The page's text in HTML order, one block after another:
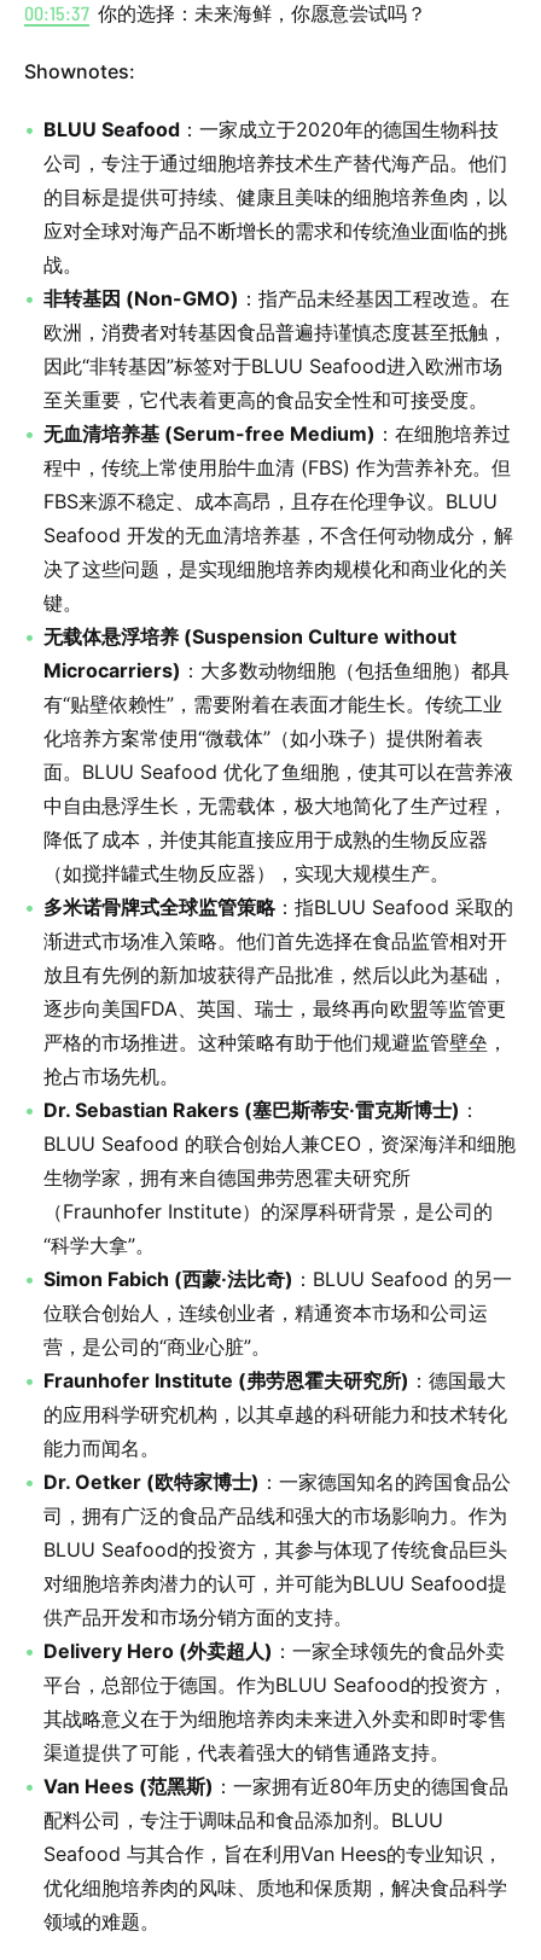
00:15:37 你的选择：未来海鲜，你愿意尝试吗？
Shownotes:
BLUU Seafood ：一家成立于2020年的德国生物科技
公司，专注于通过细胞培养技术生产替代海产品。他们
的目标是提供可持续、健康且美味的细胞培养鱼肉，以
应对全球对海产品不断增长的需求和传统渔业面临的挑
战。
非转基因 (Non-GMO) ：指产品未经基因工程改造。在
欧洲，消费者对转基因食品普遍持谨慎态度甚至抵触，
因此“非转基因”标签对于BLUU Seafood进入欧洲市场
至关重要，它代表着更高的食品安全性和可接受度。
无血清培养基 (Serum-free Medium) ：在细胞培养过
程中，传统上常使用胎牛血清 (FBS) 作为营养补充。但
FBS来源不稳定、成本高昂，且存在伦理争议。BLUU
Seafood 开发的无血清培养基，不含任何动物成分，解
决了这些问题，是实现细胞培养肉规模化和商业化的关
键。
无载体悬浮培养 (Suspension Culture without
Microcarriers) ：大多数动物细胞（包括鱼细胞）都具
有“贴壁依赖性”，需要附着在表面才能生长。传统工业
化培养方案常使用“微载体”（如小珠子）提供附着表
面。BLUU Seafood 优化了鱼细胞，使其可以在营养液
中自由悬浮生长，无需载体，极大地简化了生产过程，
降低了成本，并使其能直接应用于成熟的生物反应器
（如搅拌罐式生物反应器），实现大规模生产。
多米诺骨牌式全球监管策略：指BLUU Seafood 采取的
渐进式市场准入策略。他们首先选择在食品监管相对开
放且有先例的新加坡获得产品批准，然后以此为基础，
逐步向美国FDA、英国、瑞士，最终再向欧盟等监管更
严格的市场推进。这种策略有助于他们规避监管壁垒，
抢占市场先机。
Dr. Sebastian Rakers (塞巴斯蒂安·雷克斯博士) ：
BLUU Seafood 的联合创始人兼CEO，资深海洋和细胞
生物学家，拥有来自德国弗劳恩霍夫研究所
（Fraunhofer Institute）的深厚科研背景，是公司的
“科学大拿”。
Simon Fabich (西蒙·法比奇) ：BLUU Seafood 的另一
位联合创始人，连续创业者，精通资本市场和公司运
营，是公司的“商业心脏”。
Fraunhofer Institute (弗劳恩霍夫研究所) ：德国最大
的应用科学研究机构，以其卓越的科研能力和技术转化
能力而闻名。
Dr. Oetker (欧特家博士) ：一家德国知名的跨国食品公
司，拥有广泛的食品产品线和强大的市场影响力。作为
BLUU Seafood的投资方，其参与体现了传统食品巨头
对细胞培养肉潜力的认可，并可能为BLUU Seafood提
供产品开发和市场分销方面的支持。
Delivery Hero (外卖超人) ：一家全球领先的食品外卖
平台，总部位于德国。作为BLUU Seafood的投资方，
其战略意义在于为细胞培养肉未来进入外卖和即时零售
渠道提供了可能，代表着强大的销售通路支持。
Van Hees (范黑斯) ：一家拥有近80年历史的德国食品
配料公司，专注于调味品和食品添加剂。BLUU
Seafood 与其合作，旨在利用Van Hees的专业知识，
优化细胞培养肉的风味、质地和保质期，解决食品科学
领域的难题。